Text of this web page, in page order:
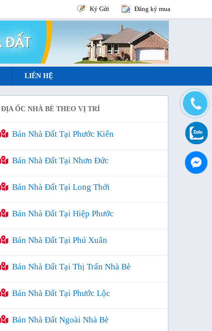
Ký Gửi Đăng ký mua
LIÊN HỆ
ĐỊA ỐC NHÀ BÈ THEO VỊ TRÍ
Bán Nhà Đất Tại Phước Kiển
Bán Nhà Đất Tại Nhơn Đức
Bán Nhà Đất Tại Long Thới
Bán Nhà Đất Tại Hiệp Phước
Bán Nhà Đất Tại Phú Xuân
Bán Nhà Đất Tại Thị Trấn Nhà Bè
Bán Nhà Đất Tại Phước Lộc
Bán Nhà Đất Ngoài Nhà Bè